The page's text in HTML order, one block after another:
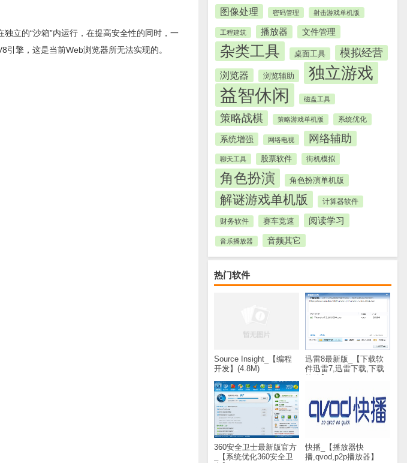
图像处理 密码管理 射击游戏单机版
工程建筑 播放器 文件管理
杂类工具 桌面工具 模拟经营
浏览器 浏览辅助 独立游戏
益智休闲 磁盘工具
策略战棋 策略游戏单机版 系统优化
系统增强 网络电视 网络辅助
聊天工具 股票软件 街机模拟
角色扮演 角色扮演单机版
解谜游戏单机版 计算器软件
财务软件 赛车竞速 阅读学习
音乐播放器 音频其它
热门软件
Source Insight_【编程
开发】(4.8M)
迅雷8最新版_【下载软
件迅雷7,迅雷下载,下载
360安全卫士最新版官方
_【系统优化360安全卫
快播_【播放器快
播,qvod,p2p播放器】
立的“沙箱”内运行，在提高安全性的同时，一
擎，这是当前Web浏览器所无法实现的。